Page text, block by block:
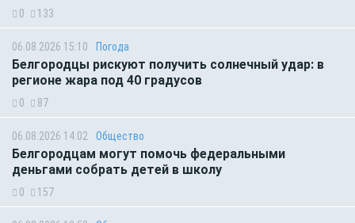
0 133
06.08.2026 15:10 Погода
Белгородцы рискуют получить солнечный удар: в
регионе жара под 40 градусов
0 87
06.08.2026 14:02 Общество
Белгородцам могут помочь федеральными
деньгами собрать детей в школу
0 157